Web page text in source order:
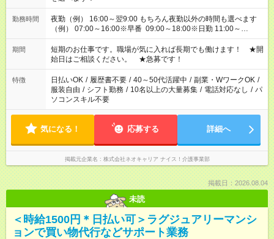
勤務時間
夜勤（例） 16:00～翌9:00 もちろん夜勤以外の時間も選べます
（例） 07:00～16:00※早番 09:00～18:00※日勤 11:00～
20:00※遅番 ※時間は、固定・選べる施設もあるので、ご希望が
あれば調整できます！ ※シフト制。勤務地により実働時間が異
なります。★家庭の都合でお休みが必要な場合も遠慮なくご相談
ください。
期間
短期のお仕事です。職場が気に入れば長期でも働けます！ ★開
始日はご相談ください。 ★急募です！
特徴 日払いOK / 履歴書不要 / 40～50代活躍中 / 副業・WワークOK /
服装自由 / シフト勤務 / 10名以上の大量募集 / 電話対応なし / パ
ソコンスキル不要
気になる！ 応募する 詳細へ
掲載元企業名 株式会社ネオキャリア ナイス！介護事業部
掲載日：2026.08.04
未読
＜時給1500円＊日払い可＞ラグジュアリーマンシ
ョンで買い物代行などサポート業務